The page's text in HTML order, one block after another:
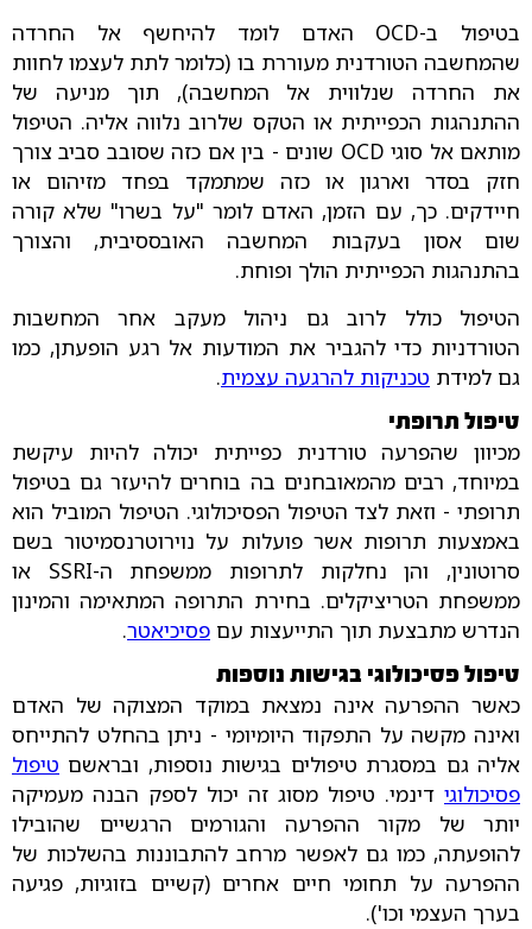
בטיפול ב-OCD האדם לומד להיחשף אל החרדה
שהמחשבה הטורדנית מעוררת בו (כלומר לתת לעצמו לחוות
את החרדה שנלווית אל המחשבה), תוך מניעה של
ההתנהגות הכפייתית או הטקס שלרוב נלווה אליה. הטיפול
מותאם אל סוגי OCD שונים - בין אם כזה שסובב סביב צורך
חזק בסדר וארגון או כזה שמתמקד בפחד מזיהום או
חיידקים. כך, עם הזמן, האדם לומר "על בשרו" שלא קורה
שום אסון בעקבות המחשבה האובססיבית, והצורך
בהתנהגות הכפייתית הולך ופוחת.
הטיפול כולל לרוב גם ניהול מעקב אחר המחשבות
הטורדניות כדי להגביר את המודעות אל רגע הופעתן, כמו
גם למידת טכניקות להרגעה עצמית.
טיפול תרופתי
מכיוון שהפרעה טורדנית כפייתית יכולה להיות עיקשת
במיוחד, רבים מהמאובחנים בה בוחרים להיעזר גם בטיפול
תרופתי - וזאת לצד הטיפול הפסיכולוגי. הטיפול המוביל הוא
באמצעות תרופות אשר פועלות על נוירוטרנסמיטור בשם
סרוטונין, והן נחלקות לתרופות ממשפחת ה-SSRI או
ממשפחת הטריציקלים. בחירת התרופה המתאימה והמינון
הנדרש מתבצעת תוך התייעצות עם פסיכיאטר.
טיפול פסיכולוגי בגישות נוספות
כאשר ההפרעה אינה נמצאת במוקד המצוקה של האדם
ואינה מקשה על התפקוד היומיומי - ניתן בהחלט להתייחס
אליה גם במסגרת טיפולים בגישות נוספות, ובראשם טיפול
פסיכולוגי דינמי. טיפול מסוג זה יכול לספק הבנה מעמיקה
יותר של מקור ההפרעה והגורמים הרגשיים שהובילו
להופעתה, כמו גם לאפשר מרחב להתבוננות בהשלכות של
ההפרעה על תחומי חיים אחרים (קשיים בזוגיות, פגיעה
בערך העצמי וכו').